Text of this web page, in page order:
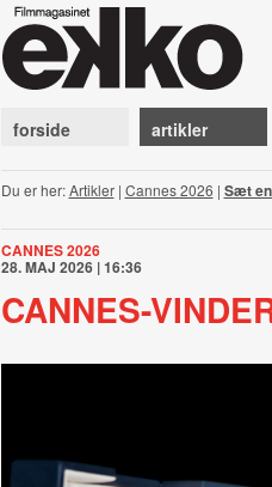
forside artikler
Du er her:Artikler| Cannes 2026 | Sæt
CANNES 2026
28. MAJ 2026 | 16:36
CANNES-